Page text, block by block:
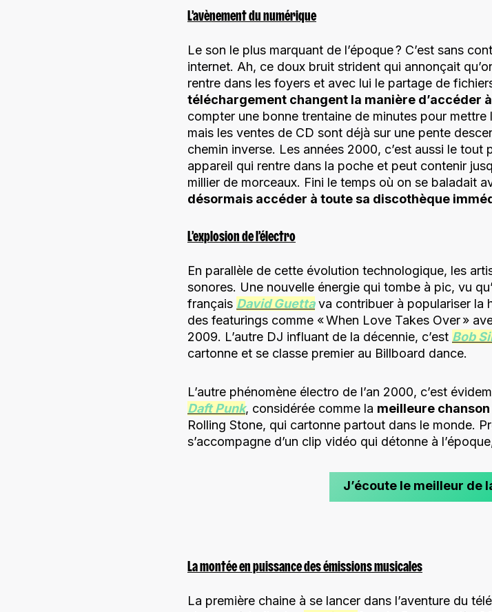
L’avènement du numérique
Le son le plus marquant de l’époque ? C’est sans
internet. Ah, ce doux bruit strident qui annonçait
rentre dans les foyers et avec lui le partage de
téléchargement changent la manière d’accéder
compter une bonne trentaine de minutes pour mettre
mais les ventes de CD sont déjà sur une pente
chemin inverse. Les années 2000, c’est aussi le
appareil qui rentre dans la poche et peut contenir
millier de morceaux. Fini le temps où on se baladait
désormais accéder à toute sa discothèque
L’explosion de l’électro
En parallèle de cette évolution technologique, les
sonores. Une nouvelle énergie qui tombe à pic, vu
français David Guettava contribuer à populariser la
des featurings comme « When Love Takes Over »
2009. L’autre DJ influant de la décennie, c’est Bob
cartonne et se classe premier au Billboard dance.
L’autre phénomène électro de l’an 2000, c’est
Daft Punk, considérée comme la meilleure
Rolling Stone, qui cartonne partout dans le monde.
s’accompagne d’un clip vidéo qui détonne à
J’écoute le meilleur de
La montée en puissance des émissions musicales
La première chaine à se lancer dans l’aventure du